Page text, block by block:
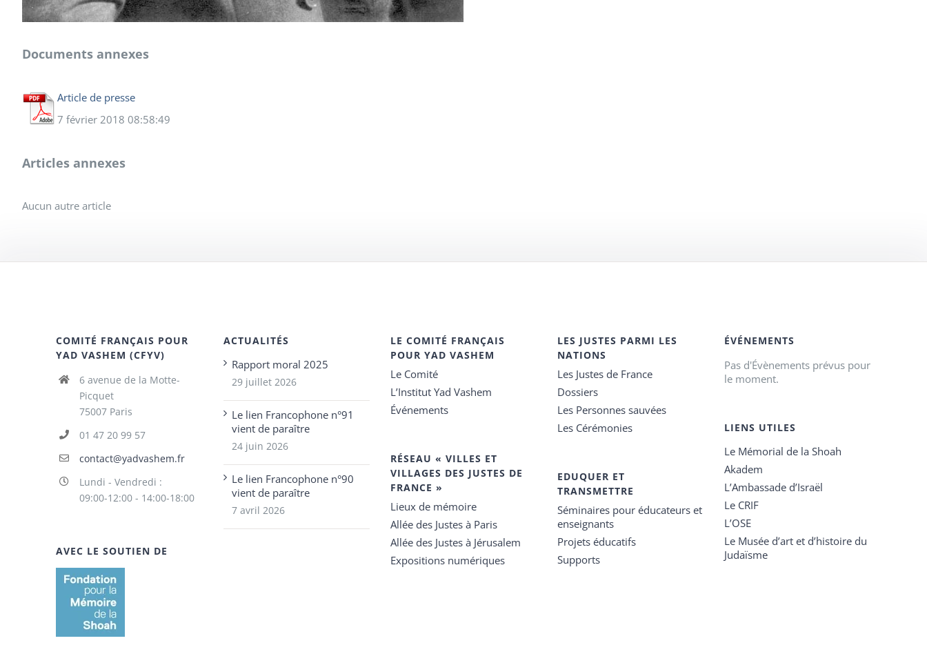
Documents annexes
Article de presse
7 février 2018 08:58:49
Articles annexes
Aucun autre article
COMITÉ FRANÇAIS POUR
YAD VASHEM (CFYV)
6 avenue de la Motte-
Picquet
75007 Paris
01 47 20 99 57
contact@yadvashem.fr
Lundi - Vendredi :
09:00-12:00 - 14:00-18:00
AVEC LE SOUTIEN DE
ACTUALITÉS
Rapport moral 2025
29 juillet 2026
Le lien Francophone n°91
vient de paraître
24 juin 2026
Le lien Francophone n°90
vient de paraître
7 avril 2026
LE COMITÉ FRANÇAIS
POUR YAD VASHEM
Le Comité
L’Institut Yad Vashem
Événements
RÉSEAU « VILLES ET
VILLAGES DES JUSTES DE
FRANCE »
Lieux de mémoire
Allée des Justes à Paris
Allée des Justes à Jérusalem
Expositions numériques
LES JUSTES PARMI LES
NATIONS
Les Justes de France
Dossiers
Les Personnes sauvées
Les Cérémonies
EDUQUER ET
TRANSMETTRE
Séminaires pour éducateurs et
enseignants
Projets éducatifs
Supports
ÉVÉNEMENTS
Pas d'Évènements prévus pour
le moment.
LIENS UTILES
Le Mémorial de la Shoah
Akadem
L’Ambassade d’Israël
Le CRIF
L’OSE
Le Musée d’art et d’histoire du
Judaïsme